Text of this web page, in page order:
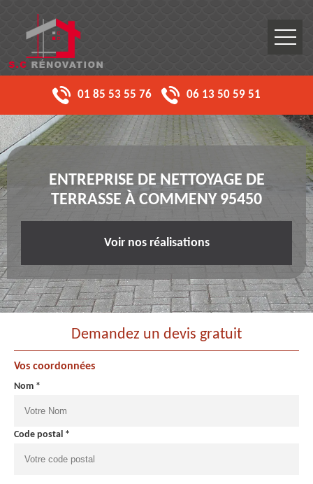
01 85 53 55 76 06 13 50 59 51
ENTREPRISE DE NETTOYAGE DE
TERRASSE À COMMENY 95450
Voir nos réalisations
Demandez un devis gratuit
Vos coordonnées
Nom *
Code postal *